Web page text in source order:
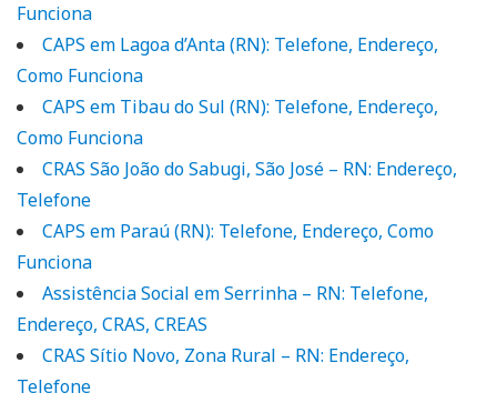
Funciona
CAPS em Lagoa d’Anta (RN): Telefone, Endereço,
Como Funciona
CAPS em Tibau do Sul (RN): Telefone, Endereço,
Como Funciona
CRAS São João do Sabugi, São José – RN: Endereço,
Telefone
CAPS em Paraú (RN): Telefone, Endereço, Como
Funciona
Assistência Social em Serrinha – RN: Telefone,
Endereço, CRAS, CREAS
CRAS Sítio Novo, Zona Rural – RN: Endereço,
Telefone